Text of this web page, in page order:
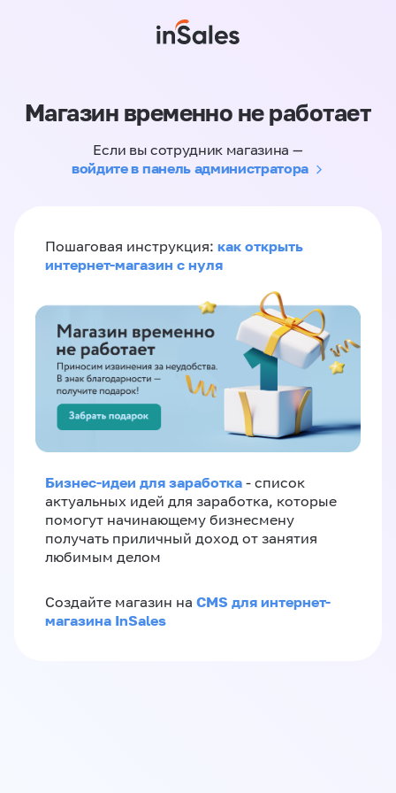
Магазин временно не работает
Если вы сотрудник магазина —
войдите в панель администратора
Пошаговая инструкция: как открыть
интернет-магазин с нуля
Бизнес-идеи для заработка - список
актуальных идей для заработка, которые
помогут начинающему бизнесмену
получать приличный доход от занятия
любимым делом
Создайте магазин на CMS для интернет-
магазина InSales